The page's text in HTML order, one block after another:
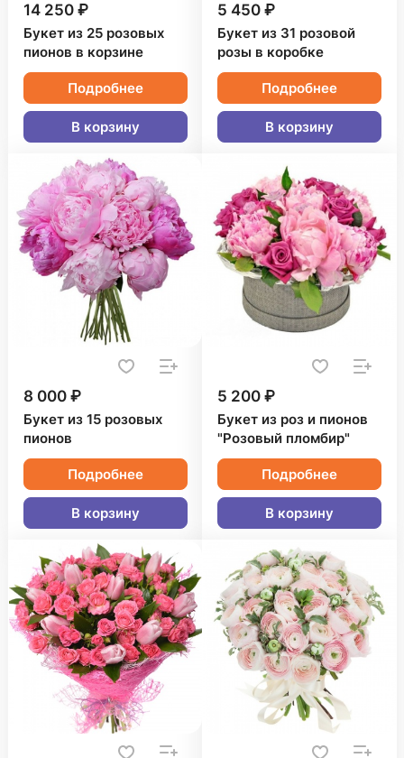
14 250 ₽
Букет из 25 розовых
пионов в корзине
Подробнее
В корзину
5 450 ₽
Букет из 31 розовой
розы в коробке
Подробнее
В корзину
8 000 ₽
Букет из 15 розовых
пионов
Подробнее
В корзину
5 200 ₽
Букет из роз и пионов
"Розовый пломбир"
Подробнее
В корзину